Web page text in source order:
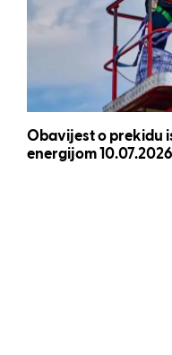
Obavijest o prekidu
energijom